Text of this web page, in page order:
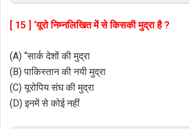
[ 15 ] ‘यूरो निम्नलिखित में से किसकी मुद्रा है ?
(A) “सार्क देशों की मुद्रा
(B) पाकिस्तान की नयी मुद्रा
(C) यूरोपिय संघ की मुद्रा
(D) इनमें से कोई नहीं